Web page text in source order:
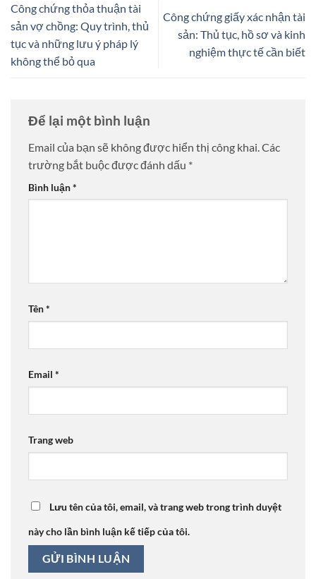
Công chứng thỏa thuận tài
sản vợ chồng: Quy trình, thủ
tục và những lưu ý pháp lý
không thể bỏ qua
Công chứng giấy xác nhận tài
sản: Thủ tục, hồ sơ và kinh
nghiệm thực tế cần biết
Để lại một bình luận
Email của bạn sẽ không được hiển thị công khai. Các
trường bắt buộc được đánh dấu *
Bình luận*
Tên*
Email *
Trang web
Lưu tên của tôi, email, và trang web trong trình duyệt
này cho lần bình luận kế tiếp của tôi.